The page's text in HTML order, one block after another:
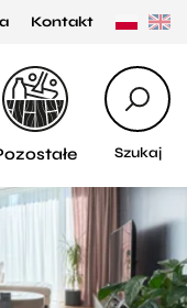
Kontakt
Szukaj